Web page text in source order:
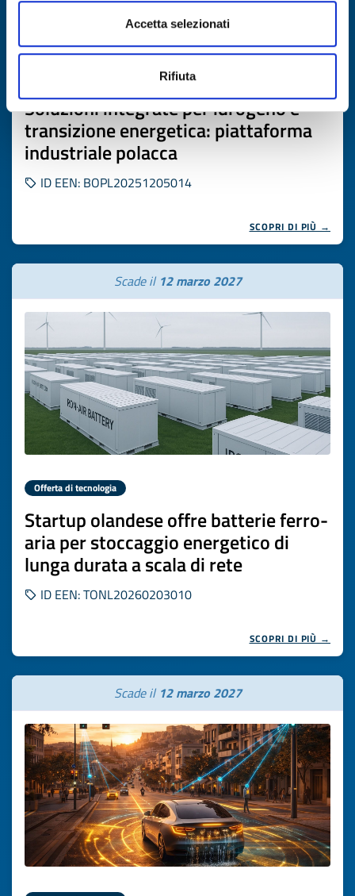
Accetta selezionati
Rifiuta
Soluzioni integrate per idrogeno e
transizione energetica: piattaforma
industriale polacca
ID EEN: BOPL20251205014
SCOPRI DI PIÙ →
Scade il 12 marzo 2027
Offerta di tecnologia
Startup olandese offre batterie ferro-
aria per stoccaggio energetico di
lunga durata a scala di rete
ID EEN: TONL20260203010
SCOPRI DI PIÙ →
Scade il 12 marzo 2027